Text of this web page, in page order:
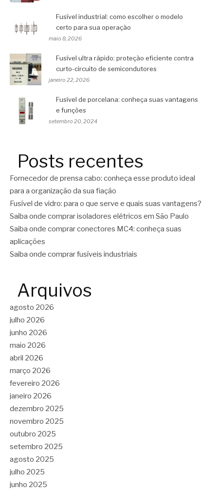
Fusível industrial: como escolher o modelo
certo para sua operação
maio 8, 2026
Fusível ultra rápido: proteção eficiente contra
curto-circuito de semicondutores
janeiro 22, 2026
Fusível de porcelana: conheça suas vantagens
e funções
setembro 20, 2024
Posts recentes
Fornecedor de prensa cabo: conheça esse produto ideal
para a organização da sua fiação
Fusível de vidro: para o que serve e quais suas vantagens?
Saiba onde comprar isoladores elétricos em São Paulo
Saiba onde comprar conectores MC4: conheça suas
aplicações
Saiba onde comprar fusíveis industriais
Arquivos
agosto 2026
julho 2026
junho 2026
maio 2026
abril 2026
março 2026
fevereiro 2026
janeiro 2026
dezembro 2025
novembro 2025
outubro 2025
setembro 2025
agosto 2025
julho 2025
junho 2025